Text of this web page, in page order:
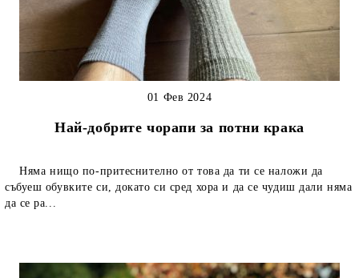
Най-добрите чорапи за потни крака
01 Фев 2024
Няма нищо по-притеснително от това да ти се наложи да
събуеш обувките си, докато си сред хора и да се чудиш дали няма
да се ра...